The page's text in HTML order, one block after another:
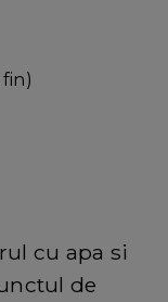
cu apa si
de